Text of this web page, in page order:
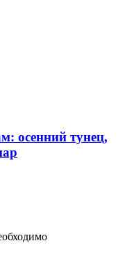
осенний тунец,